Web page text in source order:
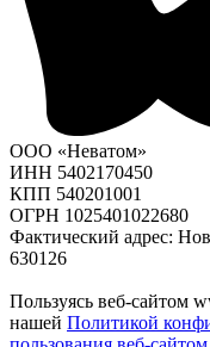
ООО «Неватом»
ИНН 5402170450
КПП 540201001
ОГРН 1025401022680
Фактический адрес:
630126
Пользуясь веб-сайтом
нашей Политикой